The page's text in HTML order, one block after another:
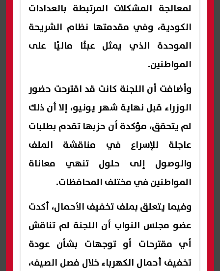
لمعالجة المشكلات المرتبطة بالعدادات
الكودية، وفي مقدمتها نظام الشريحة
الموحدة الذي يمثل عبئًا ماليًا على
المواطنين.
وأضافت أن اللجنة كانت قد اقترحت حضور
الوزراء قبل نهاية شهر يونيو، إلا أن ذلك
لم يتحقق، مؤكدة أن حزبها تقدم بطلبات
عاجلة للإسراع في مناقشة الملف
والوصول إلى حلول تنهي معاناة
المواطنين في مختلف المحافظات.
وفيما يتعلق بملف تخفيف الأحمال، أكدت
عضو مجلس النواب أن اللجنة لم تناقش
أي مقترحات أو توجهات بشأن عودة
تخفيف أحمال الكهرباء خلال فصل الصيف،